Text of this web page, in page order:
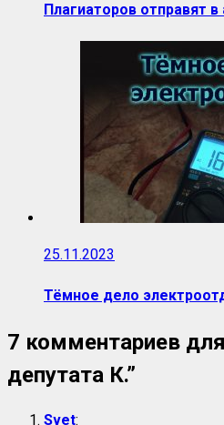
Плагиаторов отправят в
25.11.2023
Тёмное дело
7 комментариев
депутата К.”
Svet: